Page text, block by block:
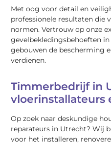
Met oog voor detail en
professionele resultaten die
normen. Vertrouw op onze
gevelbekledingsbehoeften
gebouwen de bescherming
verdienen.
Timmerbedrijf in
vloerinstallateurs
Op zoek naar deskundige
reparateurs in Utrecht? Wij
voor het installeren,